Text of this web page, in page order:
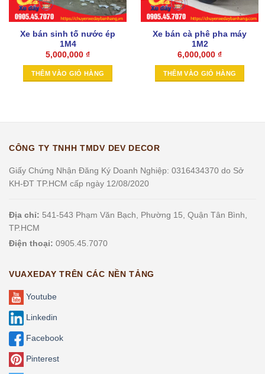
Xe bán sinh tố nước ép
1M4
5,000,000 ₫
THÊM VÀO GIỎ HÀNG
Xe bán cà phê pha máy
1M2
6,000,000 ₫
THÊM VÀO GIỎ HÀNG
CÔNG TY TNHH TMDV DEV DECOR
Giấy Chứng Nhận Đăng Ký Doanh Nghiệp: 0316434370 do Sở
KH-ĐT TP.HCM cấp ngày 12/08/2020
Địa chỉ: 541-543 Phạm Văn Bạch, Phường 15, Quận Tân Bình,
TP.HCM
Điện thoại: 0905.45.7070
VUAXEDAY TRÊN CÁC NỀN TẢNG
Youtube
Linkedin
Facebook
Pinterest